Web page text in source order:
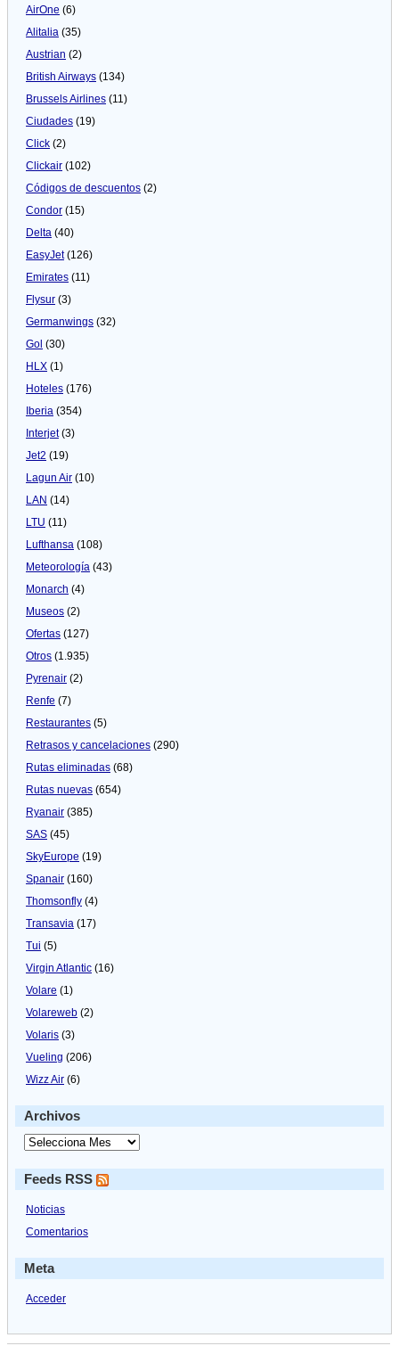
AirOne (6)
Alitalia (35)
Austrian (2)
British Airways (134)
Brussels Airlines (11)
Ciudades (19)
Click (2)
Clickair (102)
Códigos de descuentos (2)
Condor (15)
Delta (40)
EasyJet(126)
Emirates (11)
Flysur (3)
Germanwings (32)
Gol (30)
HLX (1)
Hoteles (176)
Iberia (354)
Interjet(3)
Jet2 (19)
Lagun Air (10)
LAN (14)
LTU (11)
Lufthansa (108)
Meteorologí­a (43)
Monarch (4)
Museos (2)
Ofertas (127)
Otros (1.935)
Pyrenair (2)
Renfe (7)
Restaurantes (5)
Retrasos y cancelaciones (290)
Rutas eliminadas (68)
Rutas nuevas (654)
Ryanair (385)
SAS (45)
SkyEurope (19)
Spanair (160)
Thomsonfly (4)
Transavia (17)
Tui (5)
Virgin Atlantic (16)
Volare (1)
Volareweb (2)
Volaris (3)
Vueling (206)
Wizz Air (6)
Archivos
Feeds RSS
Noticias
Comentarios
Meta
Acceder